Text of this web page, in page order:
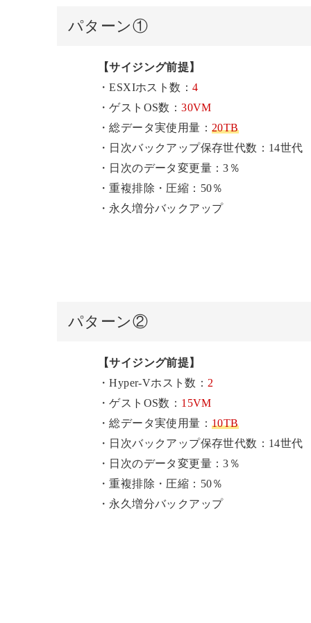
パターン①
【サイジング前提】
・ESXIホスト数： 4
・ゲストOS数：30VM
・総データ実使用量： 20TB
・日次バックアップ保存世代数：14世代
・日次のデータ変更量：3％
・重複排除・圧縮：50％
・永久増分バックアップ
パターン②
【サイジング前提】
・Hyper-Vホスト数： 2
・ゲストOS数： 15VM
・総データ実使用量： 10TB
・日次バックアップ保存世代数：14世代
・日次のデータ変更量：3％
・重複排除・圧縮：50％
・永久増分バックアップ